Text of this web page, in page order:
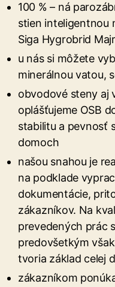
100 % – ná
stien inteligentnou
Siga Hygrobrid
u nás si môžete
minerálnou vatou,
obvodové steny aj
oplášťujeme OSB
stabilitu a pevnosť
domoch
našou snahou je
na podklade
dokumentácie,
zákazníkov. Na
prevedených prác
predovšetkým
tvoria základ celej
zákazníkom